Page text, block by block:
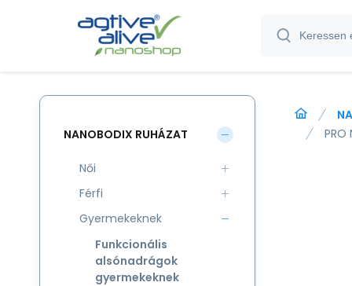
NANOBODIX RUHÁZAT
Női
Férfi
Gyermekeknek
Funkcionális
alsónadrágok
gyermekeknek